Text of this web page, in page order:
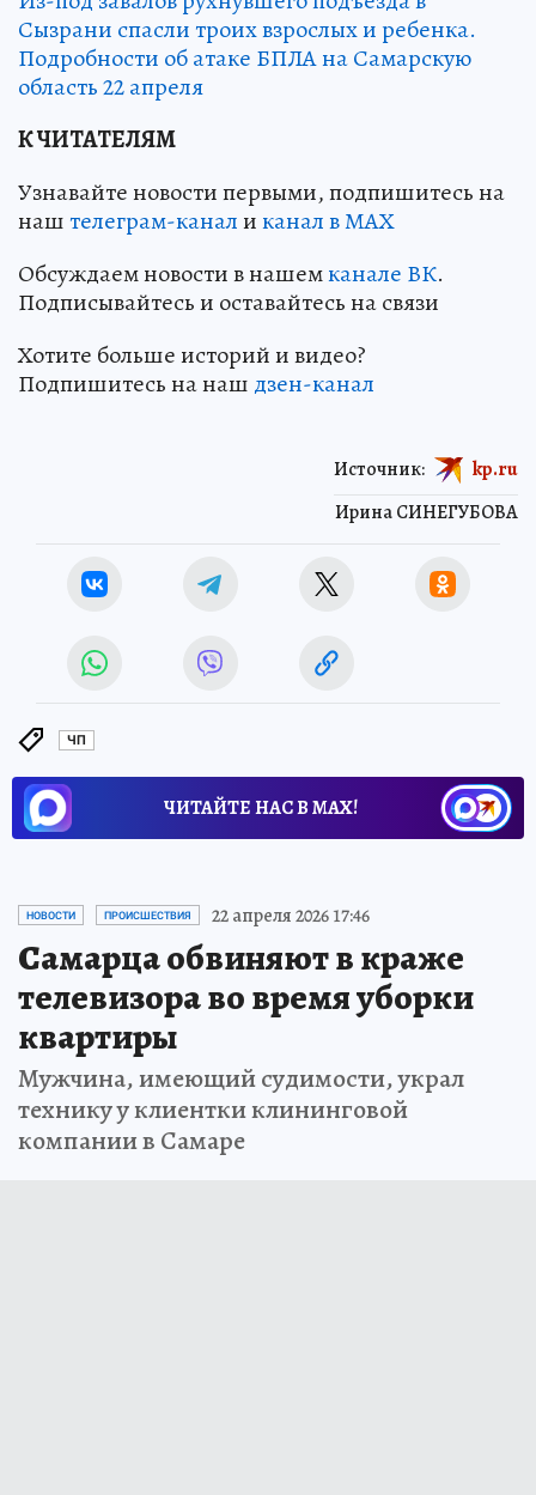
Сызрани спасли троих взрослых и ребенка.
Подробности об атаке БПЛА на Самарскую
область 22 апреля
К ЧИТАТЕЛЯМ
Узнавайте новости первыми, подпишитесь на
наштелеграм-каналиканал в МАХ
Обсуждаем новости в нашемканале ВК.
Подписывайтесь и оставайтесь на связи
Хотите больше историй и видео?
Подпишитесь на наш дзен-канал
Ирина СИНЕГУБОВА
Источник: kp.ru
ЧП
ЧИТАЙТЕ НАС В МАХ!
НОВОСТИ ПРОИСШЕСТВИЯ 22 апреля 2026 17:46
Самарца обвиняют в краже
телевизора во время уборки
квартиры
Мужчина, имеющий судимости, украл
технику у клиентки клининговой
компании в Самаре